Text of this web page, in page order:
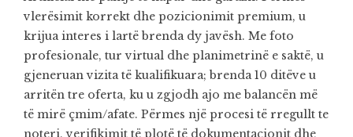
vlerësimit korrekt dhe pozicionimit premium, u
krijua interes i lartë brenda dy javësh. Me foto
profesionale, tur virtual dhe planimetrinë e saktë, u
gjeneruan vizita të kualifikuara; brenda 10 ditëve u
arritën tre oferta, ku u zgjodh ajo me balancën më
të mirë çmim/afate. Përmes një procesi të rregullt te
noteri, verifikimit të plotë të dokumentacionit dhe